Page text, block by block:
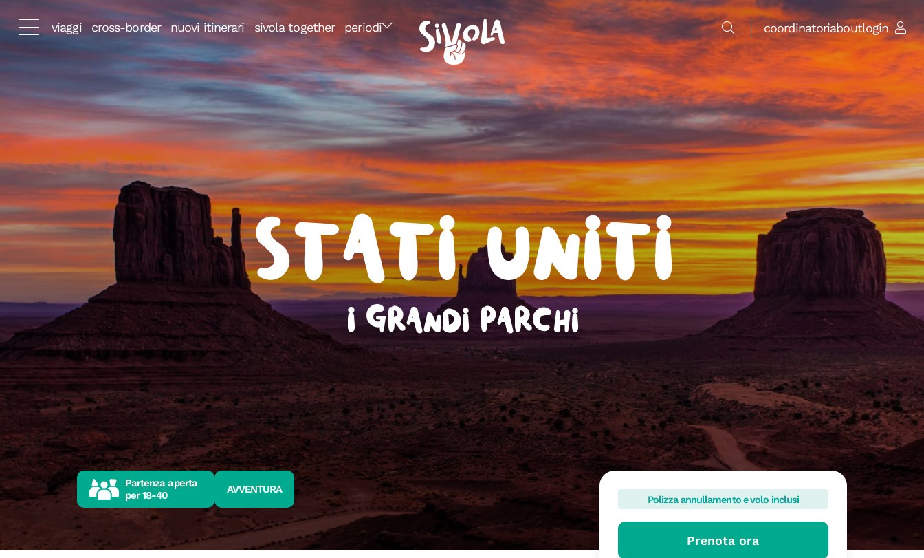
viaggi cross-border nuovi itinerari sivola together periodi coordinatoriaboutlogin
Stati Uniti
I grandi parchi
Partenza aperta
per18-40 AVVENTURA
Polizza annullamento e volo inclusi
Prenota ora